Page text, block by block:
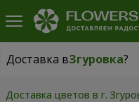
Доставка вЗгуровка?
Доставка вЗгуровка|
Доставка цветов в г.